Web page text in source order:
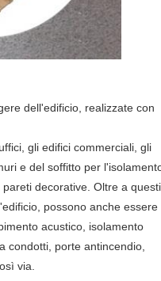
dell'edificio, realizzate con
gli edifici commerciali, gli
e del soffitto per
decorative. Oltre a questi
possono anche essere
acustico, isolamento
condotti, porte antincendio,
via.